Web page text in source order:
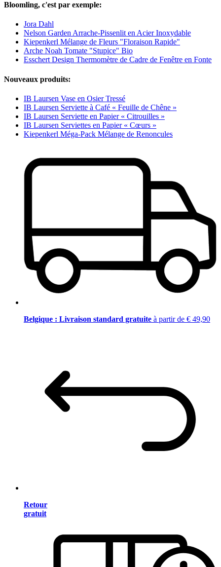
Bloomling, c'est par exemple:
Jora Dahl
Nelson Garden Arrache-Pissenlit en Acier Inoxydable
Kiepenkerl Mélange de Fleurs "Floraison Rapide"
Arche Noah Tomate "Stupice" Bio
Esschert Design Thermomètre de Cadre de Fenêtre en Fonte
Nouveaux produits:
IB Laursen Vase en Osier Tressé
IB Laursen Serviette à Café « Feuille de Chêne »
IB Laursen Serviette en Papier « Citrouilles »
IB Laursen Serviettes en Papier « Cœurs »
Kiepenkerl Méga-Pack Mélange de Renoncules
Belgique : Livraison standard gratuite à partir de € 49,90
Retour
gratuit